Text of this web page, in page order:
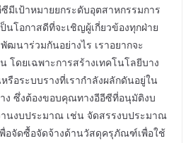
ซีมีเป้าหมายยกระดับอุตสาหกรรมการ
นโอกาสดีที่จะเชิญผู้เกี่ยวข้องทุกฝ่าย
ฒนาร่วมกันอย่างไร เราอยากจะ
โดยเฉพาะการสร้างเทคโนโลยีบาง
รือระบบรางที่เรากำลังผลักดันอยู่ใน
ง ซึ่งต้องขอบคุณทางอีอีซีที่อนุมัติงบ
นงบประมาณ เช่น จัดสรรงบประมาณ
อจัดซื้อจัดจ้างด้านวัสดุครุภัณฑ์เพื่อใช้